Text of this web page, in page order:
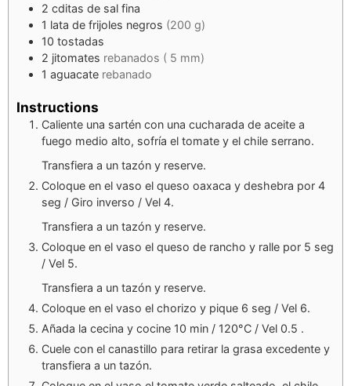
2 cditas de sal fina
1 lata de frijoles negros (200 g)
10 tostadas
2 jitomates rebanados ( 5 mm)
1 aguacate rebanado
Instructions
Caliente una sartén con una cucharada de aceite a
fuego medio alto, sofría el tomate y el chile serrano.
Transfiera a un tazón y reserve.
Coloque en el vaso el queso oaxaca y deshebra por 4
seg / Giro inverso / Vel 4.
Transfiera a un tazón y reserve.
Coloque en el vaso el queso de rancho y ralle por 5 seg
/ Vel 5.
Transfiera a un tazón y reserve.
Coloque en el vaso el chorizo y pique 6 seg / Vel 6.
Añada la cecina y cocine 10 min / 120°C / Vel 0.5 .
Cuele con el canastillo para retirar la grasa excedente y
transfiera a un tazón.